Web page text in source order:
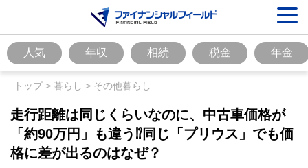
人気 年収 相続 税金 年金
トップ> 暮らし > その他暮らし
走行距離は同じくらいなのに、中古車価格が
「約90万円」も違う⁉同じ「プリウス」でも価
格に差が出るのはなぜ？